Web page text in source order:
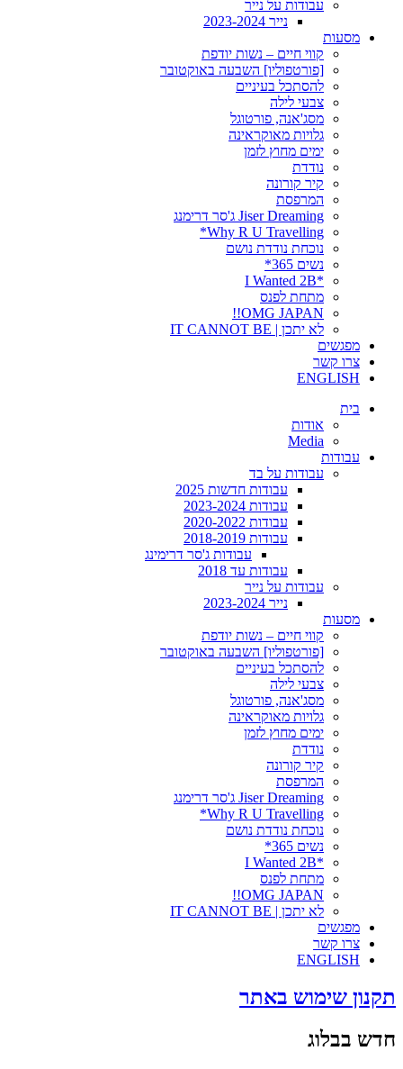
עבודות על נייר
נייר 2023-2024
מסעות
קווי חיים – נשות יודפת
[פורטפוליו] השבעה באוקטובר
להסתכל בעיניים
צבעי לילה
מסג'אנה, פורטוגל
גלויות מאוקראינה
ימים מחוץ לזמן
נודדת
קיר קורונה
המרפסת
Jiser Dreaming ג'סר דרימנג
Why R U Travelling*
נוכחת נודדת נושם
נשים 365*
*I Wanted 2B
מתחת לפנס
OMG JAPAN!!
לא יתכן | IT CANNOT BE
מפגשים
צרו קשר
ENGLISH
בית
אודות
Media
עבודות
עבודות על בד
עבודות חדשות 2025
עבודות 2023-2024
עבודות 2020-2022
עבודות 2018-2019
עבודות ג'סר דרימינג
עבודות עד 2018
עבודות על נייר
נייר 2023-2024
מסעות
קווי חיים – נשות יודפת
[פורטפוליו] השבעה באוקטובר
להסתכל בעיניים
צבעי לילה
מסג'אנה, פורטוגל
גלויות מאוקראינה
ימים מחוץ לזמן
נודדת
קיר קורונה
המרפסת
Jiser Dreaming ג'סר דרימנג
Why R U Travelling*
נוכחת נודדת נושם
נשים 365*
*I Wanted 2B
מתחת לפנס
OMG JAPAN!!
לא יתכן | IT CANNOT BE
מפגשים
צרו קשר
ENGLISH
תקנון שימוש באתר
חדש בבלוג